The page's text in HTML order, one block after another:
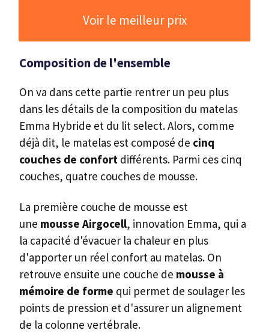
Voir le meilleur prix
Composition de l'ensemble
On va dans cette partie rentrer un peu plus
dans les détails de la composition du matelas
Emma Hybride et du lit select. Alors, comme
déjà dit, le matelas est composé de cinq
couches de confort différents. Parmi ces cinq
couches, quatre couches de mousse.
La première couche de mousse est
une mousse Airgocell, innovation Emma, qui a
la capacité d'évacuer la chaleur en plus
d'apporter un réel confort au matelas. On
retrouve ensuite une couche de mousse à
mémoire de forme qui permet de soulager les
points de pression et d'assurer un alignement
de la colonne vertébrale.